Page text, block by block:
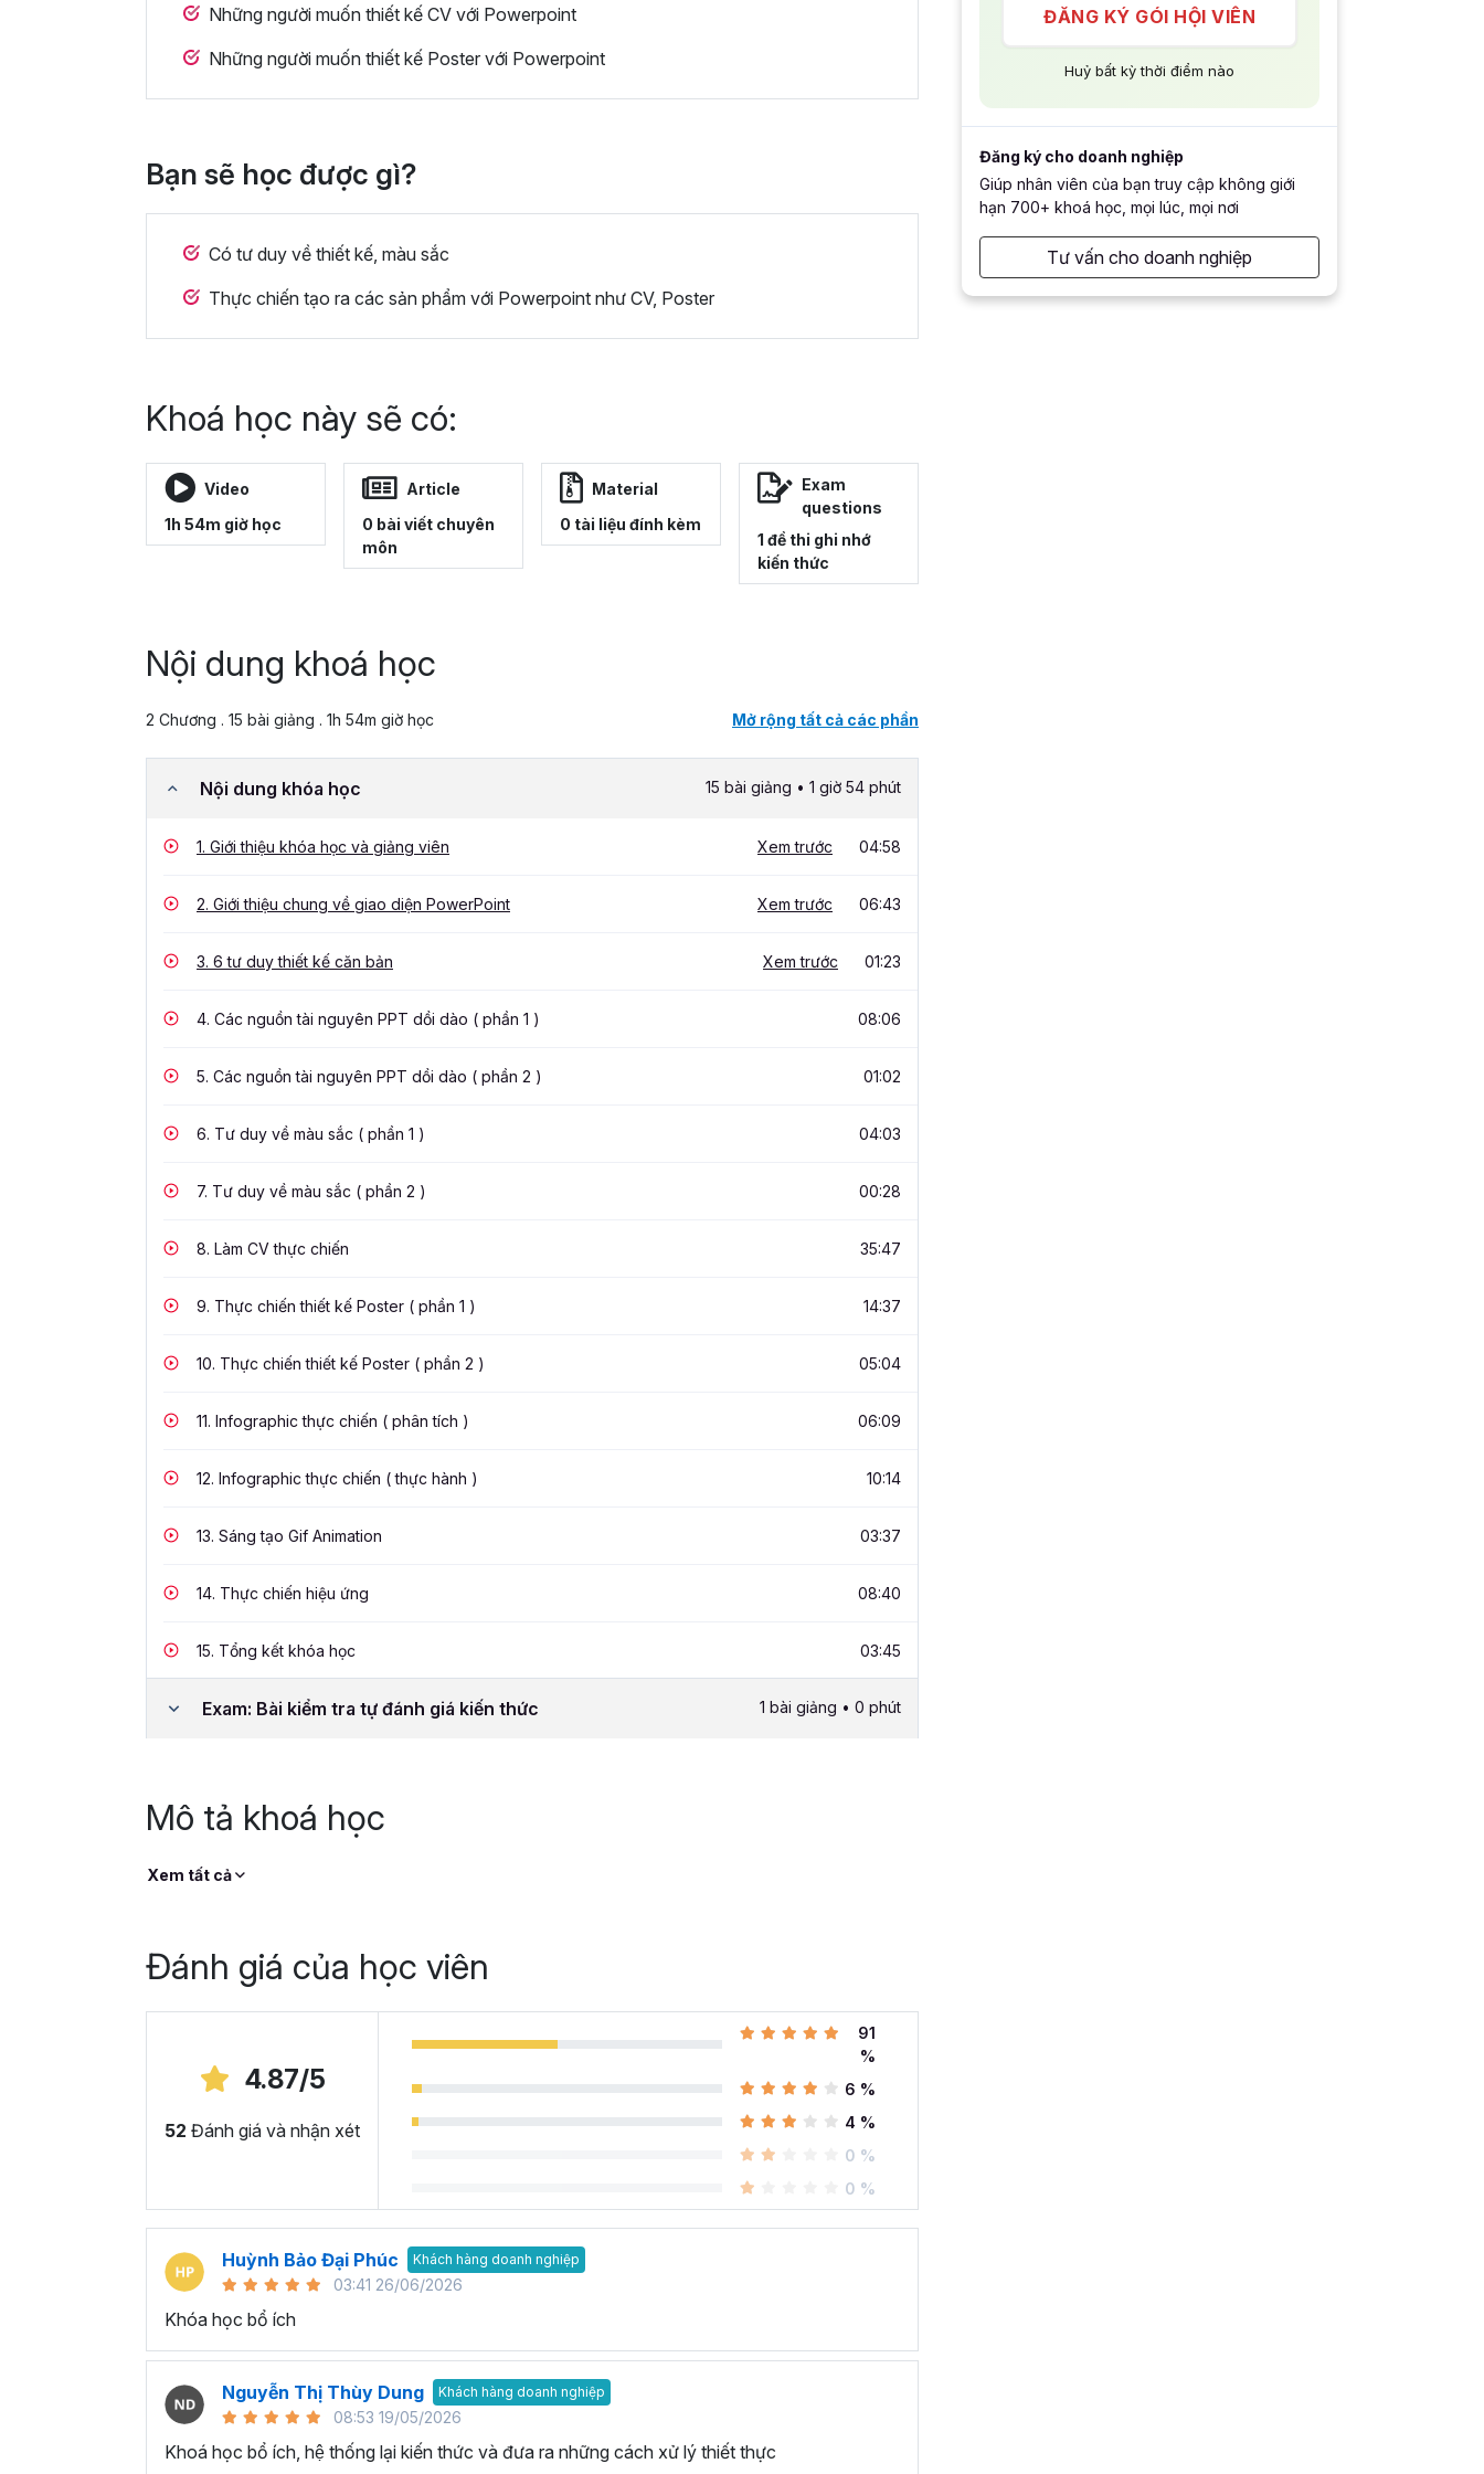
Những người muốn thiết kế CV với Powerpoint
Những người muốn thiết kế Poster với Powerpoint
Bạn sẽ học được gì?
Có tư duy về thiết kế, màu sắc
Thực chiến tạo ra các sản phẩm với Powerpoint như CV, Poster
Khoá học này sẽ có:
Video
1h 54m giờ học
Article
0 bài viết chuyên
môn
Material
0 tài liệu đính kèm
Exam
questions
1 đề thi ghi nhớ
kiến thức
Nội dung khoá học
2 Chương . 15 bài giảng . 1h 54m giờ học Mở rộng tất cả các phần
Nội dung khóa học 15 bài giảng • 1 giờ 54 phút
1. Giới thiệu khóa học và giảng viên Xem trước 04:58
2. Giới thiệu chung về giao diện PowerPoint Xem trước 06:43
3. 6 tư duy thiết kế căn bản Xem trước 01:23
4. Các nguồn tài nguyên PPT dồi dào ( phần 1 ) 08:06
5. Các nguồn tài nguyên PPT dồi dào ( phần 2 ) 01:02
6. Tư duy về màu sắc ( phần 1 ) 04:03
7. Tư duy về màu sắc ( phần 2 ) 00:28
8. Làm CV thực chiến 35:47
9. Thực chiến thiết kế Poster ( phần 1 ) 14:37
10. Thực chiến thiết kế Poster ( phần 2 ) 05:04
11. Infographic thực chiến ( phân tích ) 06:09
12. Infographic thực chiến ( thực hành ) 10:14
13. Sáng tạo Gif Animation 03:37
14. Thực chiến hiệu ứng 08:40
15. Tổng kết khóa học 03:45
Exam: Bài kiểm tra tự đánh giá kiến thức 1 bài giảng • 0 phút
Mô tả khoá học
Xem tất cả
Đánh giá của học viên
4.87/5
52 Đánh giá và nhận xét
91
%
6 %
4 %
0 %
0 %
Huỳnh Bảo Đại Phúc Khách hàng doanh nghiệp
03:41 26/06/2026
Khóa học bổ ích
Nguyễn Thị Thùy Dung Khách hàng doanh nghiệp
08:53 19/05/2026
Khoá học bổ ích, hệ thống lại kiến thức và đưa ra những cách xử lý thiết thực
ĐĂNG KÝ GÓI HỘI VIÊN
Huỷ bất kỳ thời điểm nào
Đăng ký cho doanh nghiệp
Giúp nhân viên của bạn truy cập không giới
hạn 700+ khoá học, mọi lúc, mọi nơi
Tư vấn cho doanh nghiệp